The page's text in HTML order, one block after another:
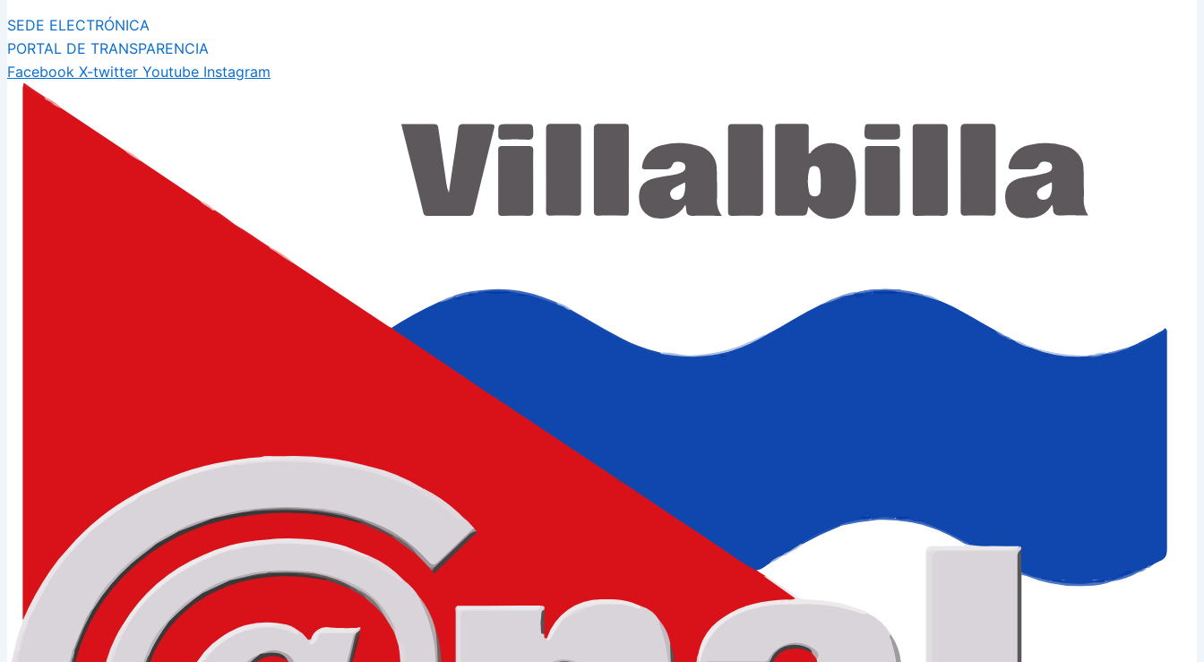
SEDE ELECTRÓNICA
PORTAL DE TRANSPARENCIA
Facebook X-twitter Youtube Instagram